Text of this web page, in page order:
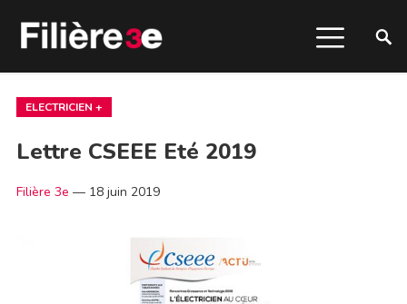
ELECTRICIEN +
Lettre CSEEE Eté 2019
Filière 3e — 18 juin 2019